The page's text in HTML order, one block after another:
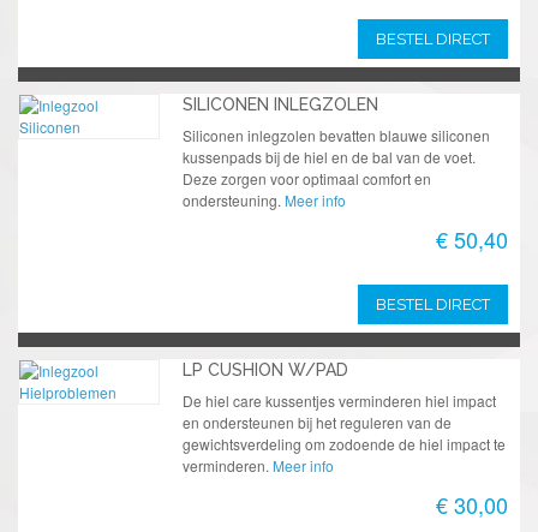
BESTEL DIRECT
SILICONEN INLEGZOLEN
Siliconen inlegzolen bevatten blauwe siliconen
kussenpads bij de hiel en de bal van de voet.
Deze zorgen voor optimaal comfort en
ondersteuning. Meer info
€ 50,40
BESTEL DIRECT
LP CUSHION W/PAD
De hiel care kussentjes verminderen hiel impact
en ondersteunen bij het reguleren van de
gewichtsverdeling om zodoende de hiel impact te
verminderen. Meer info
€ 30,00